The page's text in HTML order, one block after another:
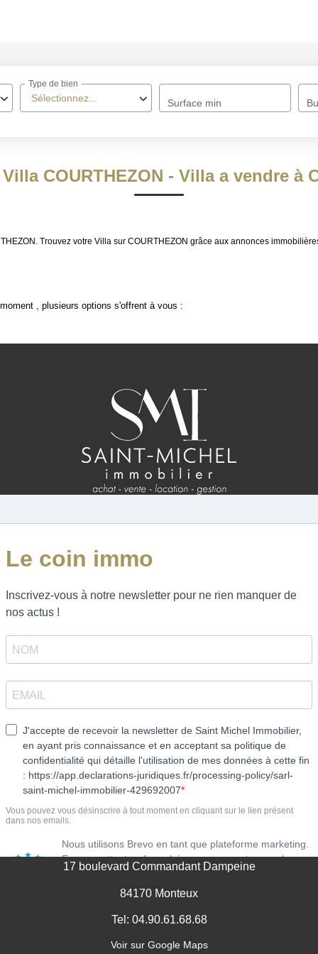
À VENDRE
NOS MÉTIERS
NOS AVIS CLIENTS CERTIFIÉS
LOCATAIRES / PROPRIÉTAIRES
RÉSEAUX SOCIAUX
MENTIONS LÉGALES
Sélectionnez...
Type de bien
Surface min
COURTHEZON - Villa a vendre à
Trouvez votre Villa sur COURTHEZON grâce aux annonces
, plusieurs options s'offrent à vous :
17 boulevard Commandant Dampeine
84170 Monteux
Tel: 04.90.61.68.68
Voir sur Google Maps